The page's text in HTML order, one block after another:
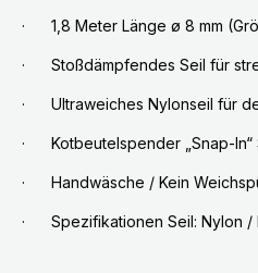
· 1,8 Meter Länge ø 8 mm
· Stoßdämpfendes Seil für
· Ultraweiches Nylonseil für
· Kotbeutelspender „Snap-In“
· Handwäsche / Kein
· Spezifikationen Seil: Nylon /